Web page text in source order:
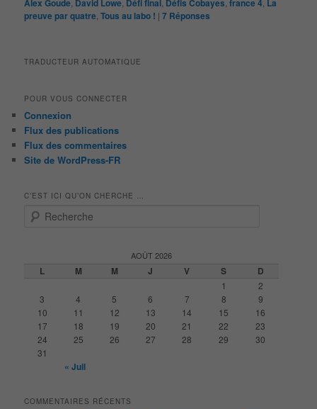
Alex Goude, David Lowe, Défi final, Défis Cobayes,france 4, La
preuve par quatre,Tous au labo ! |7 Réponses
TRADUCTEUR AUTOMATIQUE
POUR VOUS CONNECTER
Connexion
Flux des publications
Flux des commentaires
Site de WordPress-FR
C’EST ICI QU’ON CHERCHE …
AOÛT 2026
L M M J V S D
1
2
3
4 5 6 7 8
9
10
11 12 13 14 15
16
17
18 19 20 21 22
23
24
25 26 27 28 29
30
31
« Juil
COMMENTAIRES RÉCENTS